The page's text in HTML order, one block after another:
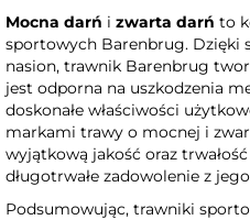
Mocna darń i zwarta darń to
sportowych Barenbrug. Dzięki
nasion, trawnik Barenbrug
jest odporna na uszkodzenia
doskonałe właściwości
markami trawy o mocnej i
wyjątkową jakość oraz
długotrwałe zadowolenie z
Podsumowując, trawniki